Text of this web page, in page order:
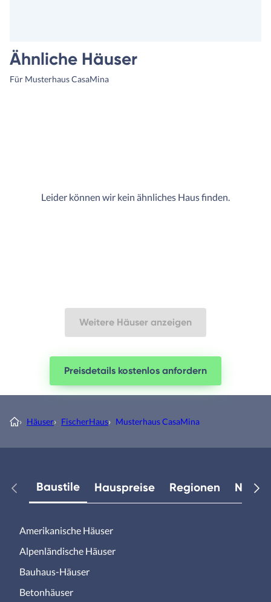
Ähnliche Häuser
Für Musterhaus CasaMina
Leider können wir kein ähnliches Haus finden.
Weitere Häuser anzeigen
Preisdetails kostenlos anfordern
› Häuser› FischerHaus› Musterhaus CasaMina
Baustile Hauspreise Regionen
Amerikanische Häuser
Alpenländische Häuser
Bauhaus-Häuser
Betonhäuser